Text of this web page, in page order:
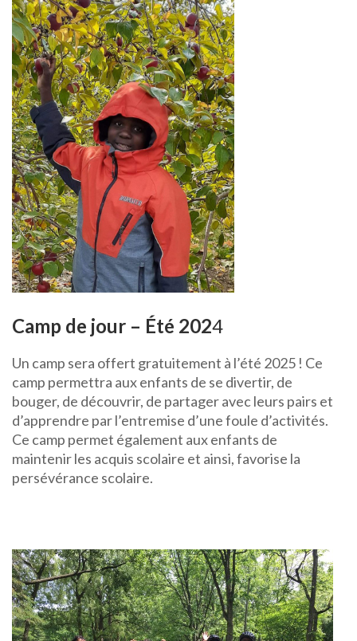
Camp de jour – Été 2024
Un camp sera offert gratuitement à l’été 2025 ! Ce
camp permettra aux enfants de se divertir, de
bouger, de découvrir, de partager avec leurs pairs et
d’apprendre par l’entremise d’une foule d’activités.
Ce camp permet également aux enfants de
maintenir les acquis scolaire et ainsi, favorise la
persévérance scolaire.